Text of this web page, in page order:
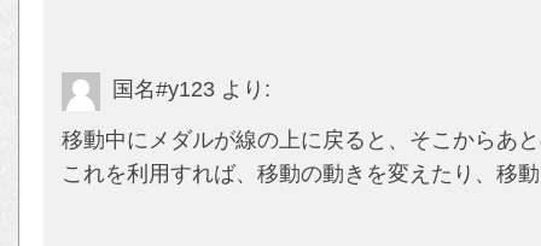
国名#y123 より:
移動中にメダルが線の上に戻ると、そこからあ
これを利用すれば、移動の動きを変えたり、移